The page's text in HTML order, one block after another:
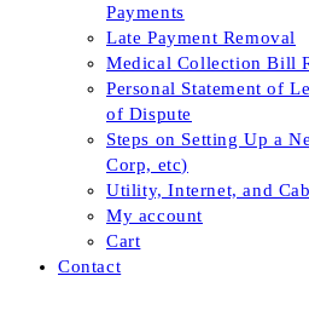
Payments
Late Payment Removal
Medical Collection Bill
Personal Statement of
of Dispute
Steps on Setting Up a
Corp, etc)
Utility, Internet, and
My account
Cart
Contact